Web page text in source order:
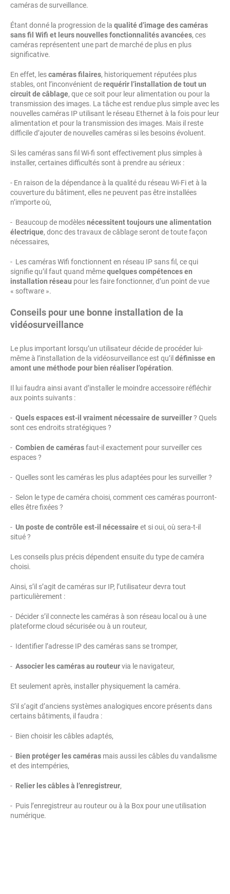
caméras de surveillance.
Étant donné la progression de la qualité d’image des caméras
sans fil Wifi et leurs nouvelles fonctionnalités avancées, ces
caméras représentent une part de marché de plus en plus
significative.
En effet, lescaméras filaires, historiquement réputées plus
stables, ont l’inconvénient derequérir l’installation de tout un
circuit de câblage, que ce soit pour leur alimentation ou pour la
transmission des images. La tâche est rendue plus simple avec les
nouvelles caméras IP utilisant le réseau Ethernet à la fois pour leur
alimentation et pour la transmission des images. Mais il reste
difficile d’ajouter de nouvelles caméras si les besoins évoluent.
Si les caméras sans fil Wi-fi sont effectivement plus simples à
installer, certaines difficultés sont à prendre au sérieux :
- En raison de la dépendance à la qualité du réseau Wi-Fi et à la
couverture du bâtiment, elles ne peuvent pas être installées
n’importe où,
- Beaucoup de modèlesnécessitent toujours une alimentation
électrique, donc des travaux de câblage seront de toute façon
nécessaires,
- Les caméras Wifi fonctionnent en réseau IP sans fil, ce qui
signifie qu’il faut quand mêmequelques compétences en
installation réseau pour les faire fonctionner, d’un point de vue
« software ».
Conseils pour une bonne installation de la
vidéosurveillance
Le plus important lorsqu’un utilisateur décide de procéder lui-
même à l’installation de la vidéosurveillance est qu’il définisse en
amont une méthode pour bien réaliser l’opération.
Il lui faudra ainsi avant d’installer le moindre accessoire réfléchir
aux points suivants :
- Quels espaces est-il vraiment nécessaire de surveiller? Quels
sont ces endroits stratégiques ?
- Combien de camérasfaut-il exactement pour surveiller ces
espaces ?
- Quelles sont les caméras les plus adaptées pour les surveiller ?
- Selon le type de caméra choisi, comment ces caméras pourront-
elles être fixées ?
- Un poste de contrôle est-il nécessaireet si oui, où sera-t-il
situé ?
Les conseils plus précis dépendent ensuite du type de caméra
choisi.
Ainsi, s’il s’agit de caméras sur IP, l’utilisateur devra tout
particulièrement :
- Décider s’il connecte les caméras à son réseau local ou à une
plateforme cloud sécurisée ou à un routeur,
- Identifier l’adresse IP des caméras sans se tromper,
- Associer les caméras au routeurvia le navigateur,
Et seulement après, installer physiquement la caméra.
S’il s’agit d’anciens systèmes analogiques encore présents dans
certains bâtiments, il faudra :
- Bien choisir les câbles adaptés,
- Bien protéger les caméras mais aussi les câbles du vandalisme
et des intempéries,
- Relier les câbles à l’enregistreur,
- Puis l’enregistreur au routeur ou à la Box pour une utilisation
numérique.